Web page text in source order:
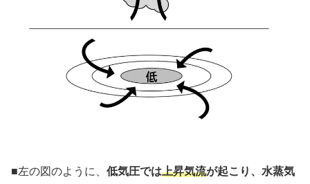
■左の図のように、 低気圧では上昇気流が起こり、水蒸気